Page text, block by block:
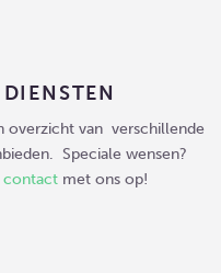
overzicht van verschillende
Speciale wensen?
contact met ons op!